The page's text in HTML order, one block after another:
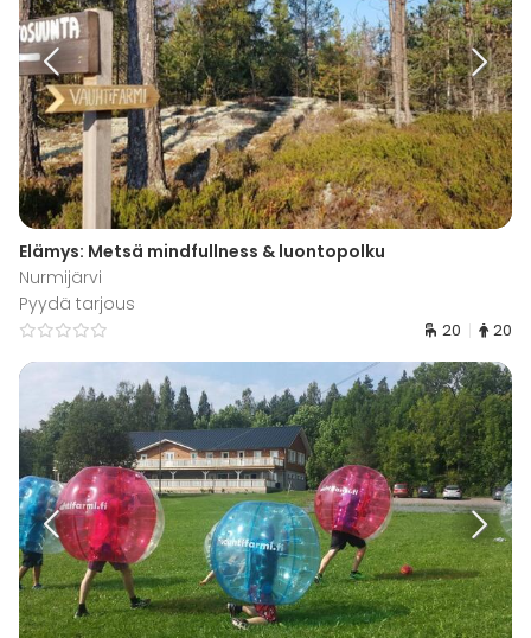
Elämys: Metsä mindfullness & luontopolku
Nurmijärvi
Pyydä tarjous
20 20